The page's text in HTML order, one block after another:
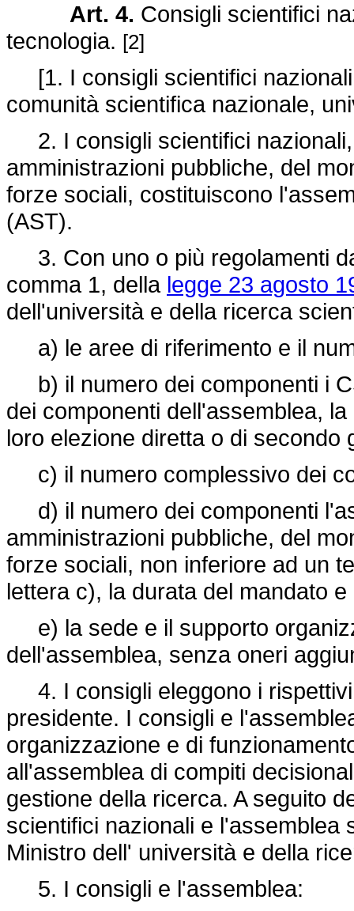
Art. 4. Consigli scientifici
tecnologia. [2]
[1. I consigli scientifici
comunità scientifica nazionale,
2. I consigli scientifici
amministrazioni pubbliche, del
forze sociali, costituiscono
(AST).
3. Con uno o più regolamenti
comma 1, della legge 23 agosto
dell'università e della ricerca
a) le aree di riferimento e il
b) il numero dei componenti i
dei componenti dell'assemblea,
loro elezione diretta o di
c) il numero complessivo dei
d) il numero dei componenti
amministrazioni pubbliche, del
forze sociali, non inferiore ad un
lettera c), la durata del mandato
e) la sede e il supporto
dell'assemblea, senza oneri
4. I consigli eleggono i
presidente. I consigli e
organizzazione e di
all'assemblea di compiti
gestione della ricerca. A seguito
scientifici nazionali e l'assemblea
Ministro dell' università e della
5. I consigli e l'assemblea: